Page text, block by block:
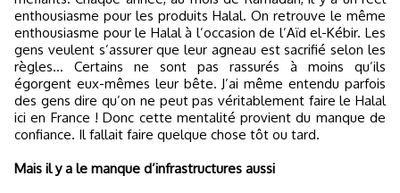
enthousiasme pour les produits Halal. On retrouve le même
enthousiasme pour le Halal à l’occasion de l’Aïd el-Kébir. Les
gens veulent s’assurer que leur agneau est sacrifié selon les
règles… Certains ne sont pas rassurés à moins qu’ils
égorgent eux-mêmes leur bête. J’ai même entendu parfois
des gens dire qu’on ne peut pas véritablement faire le Halal
ici en France ! Donc cette mentalité provient du manque de
confiance. Il fallait faire quelque chose tôt ou tard.
Mais il y a le manque d’infrastructures aussi